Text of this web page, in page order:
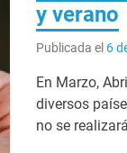
y verano
Publicada el 6
En Marzo,
diversos
no se